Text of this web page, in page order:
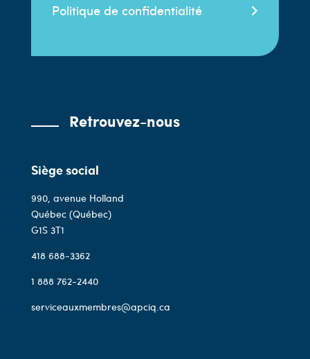
Politique de confidentialité
Retrouvez-nous
Siège social
990, avenue Holland
Québec (Québec)
G1S 3T1
418 688-3362
1 888 762-2440
serviceauxmembres@apciq.ca